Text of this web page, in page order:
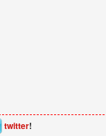
twitter!